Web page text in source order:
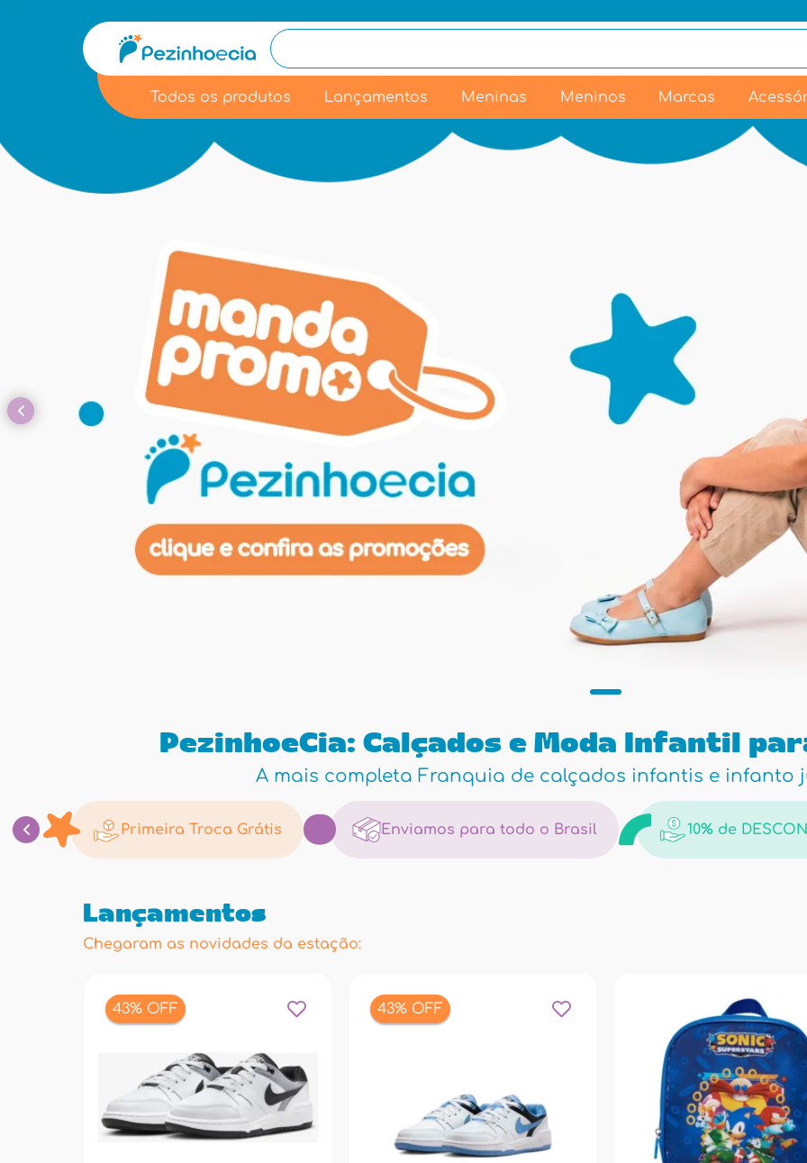
Todos os produtos Lançamentos Meninas Meninos Marcas
PezinhoeCia: Calçados e Moda Infantil
A mais completa Franquia de calçados infantis e infanto
Primeira Troca Grátis Enviamos para todo o Brasil 10% de
Lançamentos
Chegaram as novidades da estação:
43% OFF